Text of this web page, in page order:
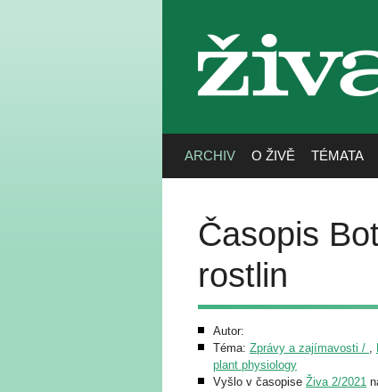
živa
ARCHIV O ŽIVĚ TÉMATA
Časopis
rostlin
Autor:
Téma: Zprávy a zajímavosti / ,
plant physiology
Vyšlo v časopise Živa 2/2021